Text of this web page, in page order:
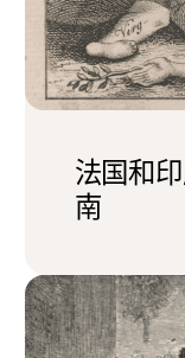
法国和
南